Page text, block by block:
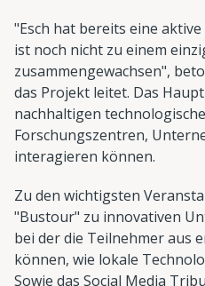
"Esch hat bereits eine
ist noch nicht zu einem
zusammengewachsen",
das Projekt leitet. Das
nachhaltigen
Forschungszentren,
interagieren können.
Zu den wichtigsten
"Bustour" zu innovativen
bei der die Teilnehmer aus
können, wie lokale
Sowie das Social Media